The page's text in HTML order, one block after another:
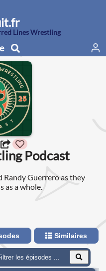
Lines Wrestling
Podcast
Randy Guerrero as they
as a whole.
Similaires